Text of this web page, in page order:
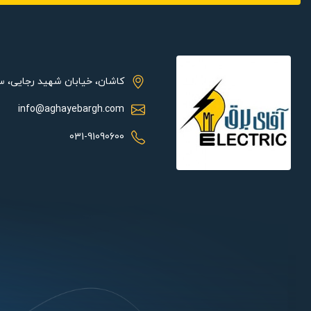
توان این
گرد و غبار و رطوبت در مدت زمان 8 دقیقه در برابر اسپری و پاشش آب تست شده است.
کاربرد این فن آکسیال در سیستم های تاسیساتی، کندانسورها و
کاشان، خیابان شهید
info@aghayebargh.com
031-91090600